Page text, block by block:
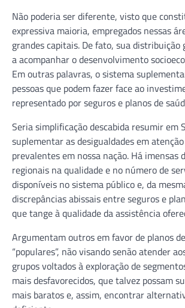
Não poderia ser diferente, visto que
expressiva maioria, empregados nessas
grandes capitais. De fato, sua distribuição
a acompanhar o desenvolvimento
Em outras palavras, o sistema
pessoas que podem fazer face ao
representado por seguros e planos de
Seria simplificação descabida resumir em
suplementar as desigualdades em
prevalentes em nossa nação. Há imensas
regionais na qualidade e no número de
disponíveis no sistema público e, da
discrepâncias abissais entre seguros e
que tange à qualidade da assistência
Argumentam outros em favor de planos
“populares”, não visando senão atender
grupos voltados à exploração de
mais desfavorecidos, que talvez possam
mais baratos e, assim, encontrar